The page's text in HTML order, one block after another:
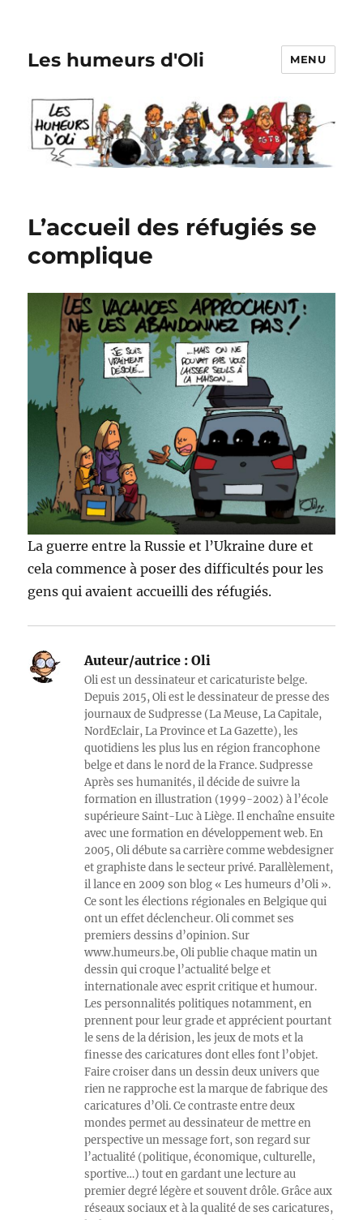
Les humeurs d'Oli MENU
L’accueil des réfugiés se
complique
La guerre entre la Russie et l’Ukraine dure et
cela commence à poser des difficultés pour les
gens qui avaient accueilli des réfugiés.
Auteur/autrice : Oli
Oli est un dessinateur et caricaturiste belge.
Depuis 2015, Oli est le dessinateur de presse des
journaux de Sudpresse (La Meuse, La Capitale,
NordEclair, La Province et La Gazette), les
quotidiens les plus lus en région francophone
belge et dans le nord de la France. Sudpresse
Après ses humanités, il décide de suivre la
formation en illustration (1999-2002) à l’école
supérieure Saint-Luc à Liège. Il enchaîne ensuite
avec une formation en développement web. En
2005, Oli débute sa carrière comme webdesigner
et graphiste dans le secteur privé. Parallèlement,
il lance en 2009 son blog « Les humeurs d’Oli ».
Ce sont les élections régionales en Belgique qui
ont un effet déclencheur. Oli commet ses
premiers dessins d’opinion. Sur
www.humeurs.be, Oli publie chaque matin un
dessin qui croque l’actualité belge et
internationale avec esprit critique et humour.
Les personnalités politiques notamment, en
prennent pour leur grade et apprécient pourtant
le sens de la dérision, les jeux de mots et la
finesse des caricatures dont elles font l’objet.
Faire croiser dans un dessin deux univers que
rien ne rapproche est la marque de fabrique des
caricatures d’Oli. Ce contraste entre deux
mondes permet au dessinateur de mettre en
perspective un message fort, son regard sur
l’actualité (politique, économique, culturelle,
sportive…) tout en gardant une lecture au
premier degré légère et souvent drôle. Grâce aux
réseaux sociaux et à la qualité de ses caricatures,